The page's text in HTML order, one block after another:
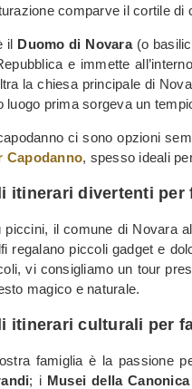
comparve il cortile di
il Duomo di Novara(o
e immette
la chiesa principale di
luogo prima sorgeva un
ci sono opzioni
Capodanno, spesso ideali
itinerari divertenti per
piccini, il comune di Novara
regalano piccoli gadget e
vi consigliamo un tour
magico e naturale.
itinerari culturali per
famiglia è la passione
; i Musei della Canonica